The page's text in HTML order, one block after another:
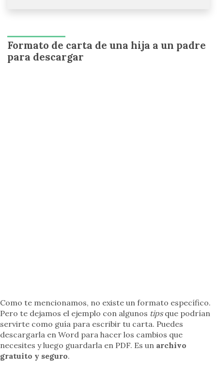
Formato de carta de una hija a un padre
para descargar
Como te mencionamos, no existe un formato específico.
Pero te dejamos el ejemplo con algunos tipsque podrían
servirte como guía para escribir tu carta. Puedes
descargarla en Word para hacer los cambios que
necesites y luego guardarla en PDF. Es un archivo
gratuito y seguro.